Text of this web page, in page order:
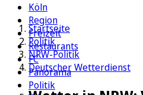
Köln
Region
Freizeit
Restaurants
FC
Panorama
Politik
Startseite
Politik
NRW-Politik
Deutscher Wetterdienst